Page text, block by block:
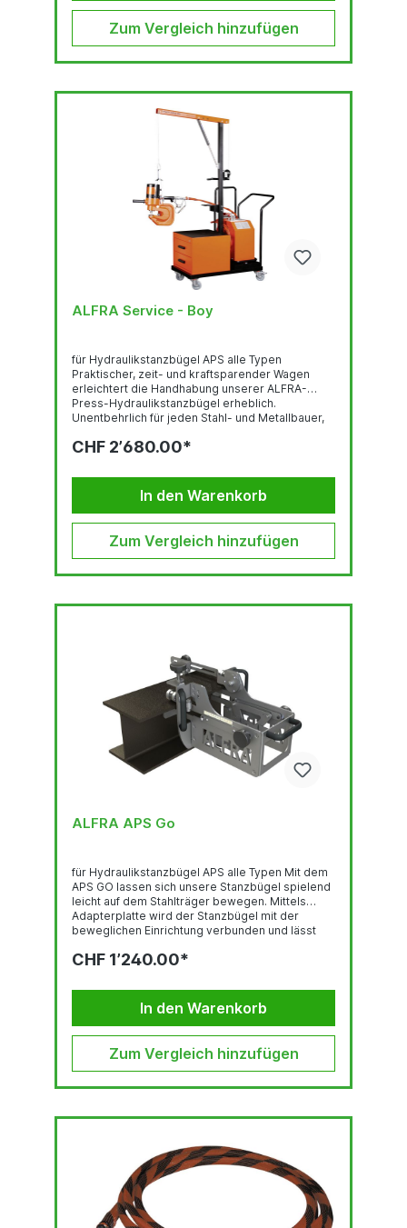
Zum Vergleich hinzufügen
ALFRA Service - Boy
für Hydraulikstanzbügel APS alle Typen
Praktischer, zeit- und kraftsparender Wagen
erleichtert die Handhabung unserer ALFRA-
Press-Hydraulikstanzbügel erheblich.
Unentbehrlich für jeden Stahl- und Metallbauer,
Ermöglicht leichtes Positionieren des
Gasdruckstoßdämpfer. Die Hydraulikpumpe
steht auf dem Wagen und braucht nicht hinterher
getragen zu werden. Werkzeugschrank mit
CHF 2’680.00*
In den Warenkorb
Zum Vergleich hinzufügen
ALFRA APS Go
für Hydraulikstanzbügel APS alle Typen Mit dem
APS GO lassen sich unsere Stanzbügel spielend
leicht auf dem Stahlträger bewegen. Mittels
Adapterplatte wird der Stanzbügel mit der
beweglichen Einrichtung verbunden und lässt
Stanzungen mit demselben Randabstand ist der
eingestellt werden muss und die
Längenabstände leicht abzumessen sind.
Massive, stabile Schwerlastrollen und die
CHF 1’240.00*
In den Warenkorb
Zum Vergleich hinzufügen